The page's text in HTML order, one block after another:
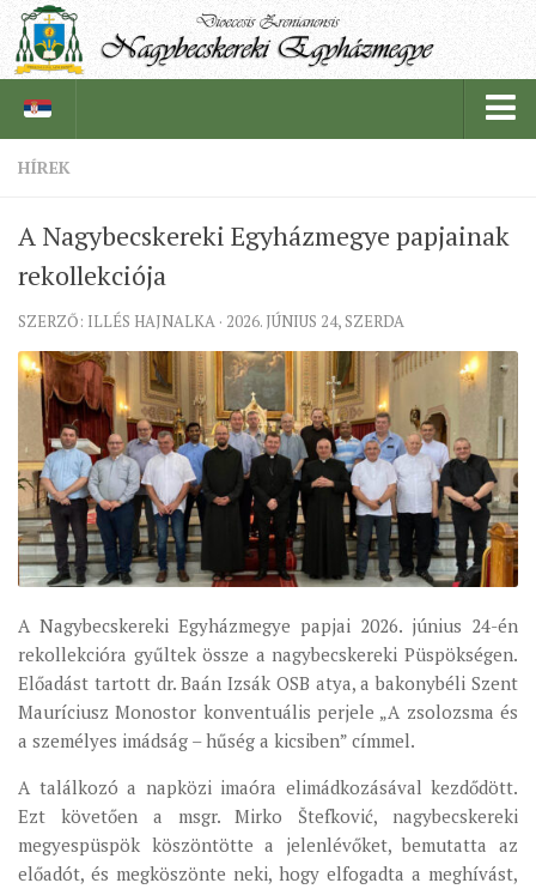
PÜSPÖK
TÖRTÉNELEM
EGYHÁZI INTÉZMÉNYEINK
EGYHÁZMEGYEI LEVÉLTÁR
LELKIPÁSZTOROK
SZERZETESRENDEK
IN MEMORIAM
PLÉBÁNIÁK
ÉSZAKI ESPERESSÉG
KÖZPONTI ESPERESSÉG
DÉLI ESPERESSÉG
ARCHÍVUM
ARCHÍV ÉLETKÉPEK
SZINÓDUS
ORGANIGRAMMA
PÜSPÖKI DEKRÉTUM
HÍREK
A Nagybecskereki Egyházmegye papjainak
rekollekciója
SZERZŐ: ILLÉS HAJNALKA · 2026. JÚNIUS 24, SZERDA
A Nagybecskereki Egyházmegye papjai 2026. június 24-én
rekollekcióra gyűltek össze a nagybecskereki Püspökségen.
Előadást tartott dr. Baán Izsák OSB atya, a bakonybéli Szent
Mauríciusz Monostor konventuális perjele „A zsolozsma és
a személyes imádság – hűség a kicsiben” címmel.
A találkozó a napközi imaóra elimádkozásával kezdődött.
Ezt követően a msgr. Mirko Štefković, nagybecskereki
megyespüspök köszöntötte a jelenlévőket, bemutatta az
előadót, és megköszönte neki, hogy elfogadta a meghívást,